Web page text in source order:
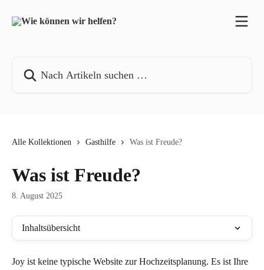
Alle Kollektionen Gasthilfe Was ist Freude?
Was ist Freude?
8. August 2025
Inhaltsübersicht
Joy ist keine typische Website zur Hochzeitsplanung. Es ist Ihre